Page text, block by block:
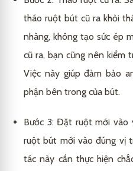
tháo ruột bút cũ ra khỏi
nhàng, không tạo sức ép
cũ ra, bạn cũng nên kiểm
Việc này giúp đảm bảo
phận bên trong của bút.
Bước 3: Đặt ruột mới vào
ruột bút mới vào đúng vị
tác này cần thực hiện